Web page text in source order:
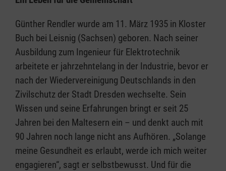
Günther Rendler wurde am 11. März 1935 in Kloster
Buch bei Leisnig (Sachsen) geboren. Nach seiner
Ausbildung zum Ingenieur für Elektrotechnik
arbeitete er jahrzehntelang in der Industrie, bevor er
nach der Wiedervereinigung Deutschlands in den
Zivilschutz der Stadt Dresden wechselte. Sein
Wissen und seine Erfahrungen bringt er seit 25
Jahren bei den Maltesern ein – und denkt auch mit
90 Jahren noch lange nicht ans Aufhören. „Solange
meine Gesundheit es erlaubt, werde ich mich weiter
engagieren“, sagt er selbstbewusst. Und für die